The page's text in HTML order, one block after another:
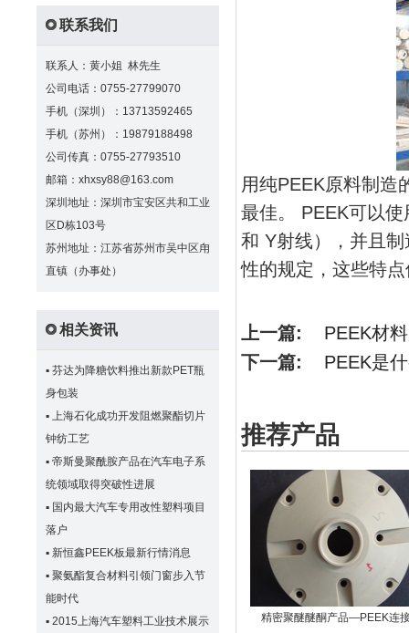
联系我们
联系人：黄小姐 林先生
公司电话：0755-27799070
手机（深圳）：13713592465
手机（苏州）：19879188498
公司传真：0755-27793510
邮箱：xhxsy88@163.com
深圳地址：深圳市宝安区共和工业
区D栋103号
苏州地址：江苏省苏州市吴中区甪
直镇（办事处）
相关资讯
▪ 芬达为降糖饮料推出新款PET瓶
身包装
▪ 上海石化成功开发阻燃聚酯切片
钟纺工艺
▪ 帝斯曼聚酰胺产品在汽车电子系
统领域取得突破性进展
▪ 国内最大汽车专用改性塑料项目
落户
▪ 新恒鑫PEEK板最新行情消息
▪ 聚氨酯复合材料引领门窗步入节
能时代
▪ 2015上海汽车塑料工业技术展示
用纯PEEK原料制造
最佳。 PEEK可以
和 Y射线），并且
性的规定，这些特
上一篇: PEEK材
下一篇: PEEK是
推荐产品
精密聚醚醚酮产品—PEEK连